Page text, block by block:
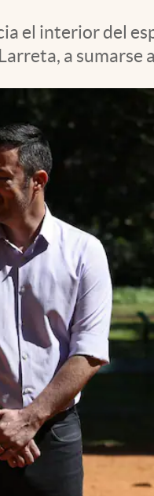
el interior del
a sumarse